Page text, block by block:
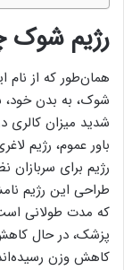
رژیم
همان‌طور که از نام
شوک، به بدن
شدید میزان کالری
باور عموم، رژیم
رژیم برای
طراحی این رژیم
که مدت طولانی
پزشک، در حال
کاهش وزن